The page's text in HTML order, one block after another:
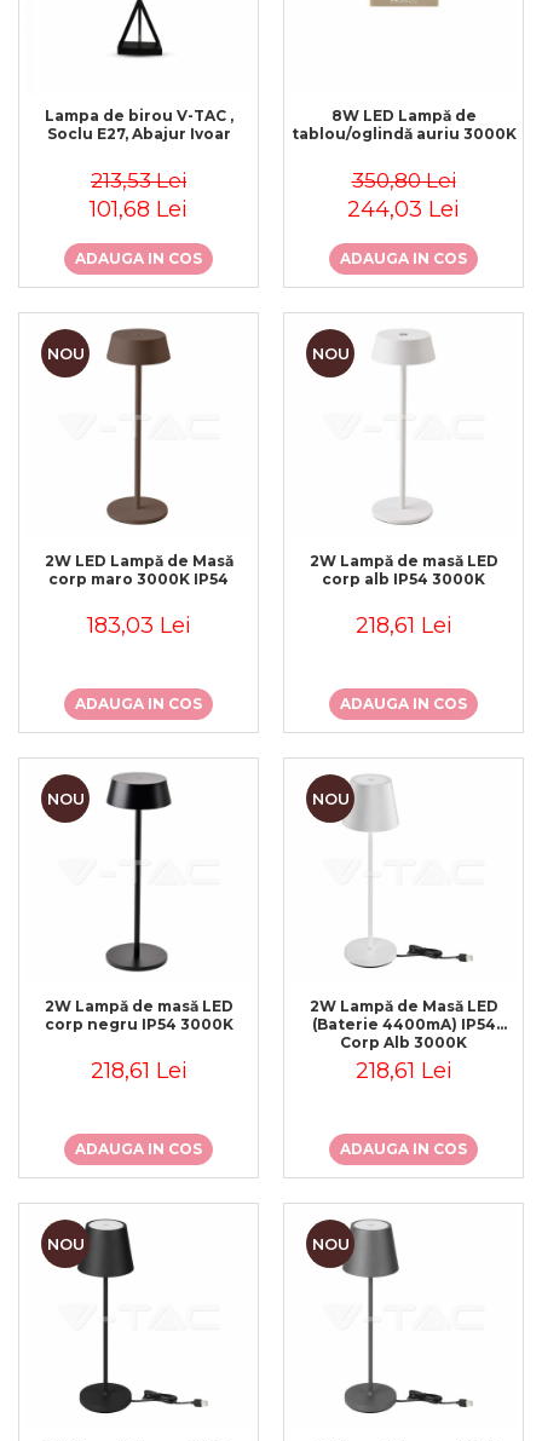
Lampa de birou V-TAC ,
Soclu E27, Abajur Ivoar
213,53 Lei
101,68 Lei
ADAUGA IN COS
8W LED Lampă de
tablou/oglindă auriu 3000K
350,80 Lei
244,03 Lei
ADAUGA IN COS
NOU
2W LED Lampă de Masă
corp maro 3000K IP54
183,03 Lei
ADAUGA IN COS
NOU
2W Lampă de masă LED
corp alb IP54 3000K
218,61 Lei
ADAUGA IN COS
NOU
2W Lampă de masă LED
corp negru IP54 3000K
218,61 Lei
ADAUGA IN COS
NOU
2W Lampă de Masă LED
(Baterie 4400mA) IP54
Corp Alb 3000K
218,61 Lei
ADAUGA IN COS
NOU NOU